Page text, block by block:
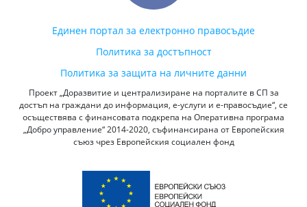
Единен портал за електронно правосъдие
Политика за достъпност
Политика за защита на личните данни
Проект „Доразвитие и централизиране на порталите в СП за
достъп на граждани до информация, е-услуги и е-правосъдие“, се
осъществява с финансовата подкрепа на Оперативна програма
„Добро управление“ 2014-2020, съфинансирана от Европейския
съюз чрез Европейския социален фонд